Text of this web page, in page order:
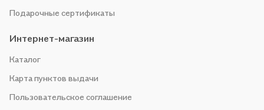
Подарочные сертификаты
Интернет-магазин
Каталог
Карта пунктов выдачи
Пользовательское соглашение